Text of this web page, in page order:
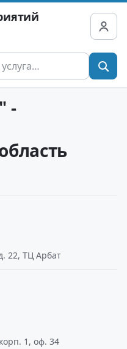
-
22, ТЦ Арбат
1, оф. 34